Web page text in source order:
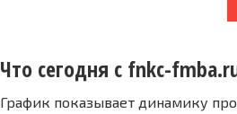
Что сегодня с fnkc-
График показывает динамику